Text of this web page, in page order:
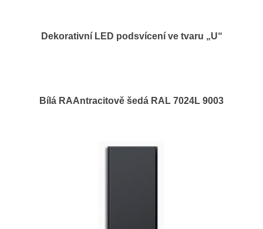
Dekorativní LED podsvícení ve tvaru „U“
Bílá RAAntracitově šedá RAL 7024L 9003